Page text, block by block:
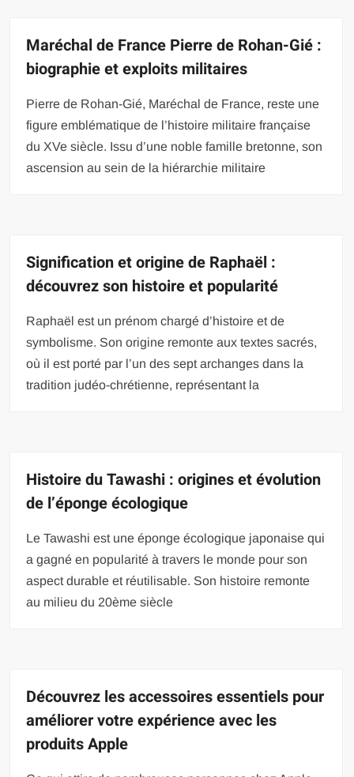
Maréchal de France Pierre de Rohan-Gié :
biographie et exploits militaires
Pierre de Rohan-Gié, Maréchal de France, reste une
figure emblématique de l’histoire militaire française
du XVe siècle. Issu d’une noble famille bretonne, son
ascension au sein de la hiérarchie militaire
Signification et origine de Raphaël :
découvrez son histoire et popularité
Raphaël est un prénom chargé d’histoire et de
symbolisme. Son origine remonte aux textes sacrés,
où il est porté par l’un des sept archanges dans la
tradition judéo-chrétienne, représentant la
Histoire du Tawashi : origines et évolution
de l’éponge écologique
Le Tawashi est une éponge écologique japonaise qui
a gagné en popularité à travers le monde pour son
aspect durable et réutilisable. Son histoire remonte
au milieu du 20ème siècle
Découvrez les accessoires essentiels pour
améliorer votre expérience avec les
produits Apple